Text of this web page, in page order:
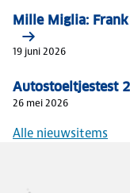
Mille Miglia:
19 juni 2026
Autostoeltjestest
26 mei 2026
Alle nieuwsitems